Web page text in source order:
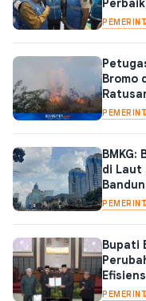
Bromo
BMKG:
di Laut
Bupati